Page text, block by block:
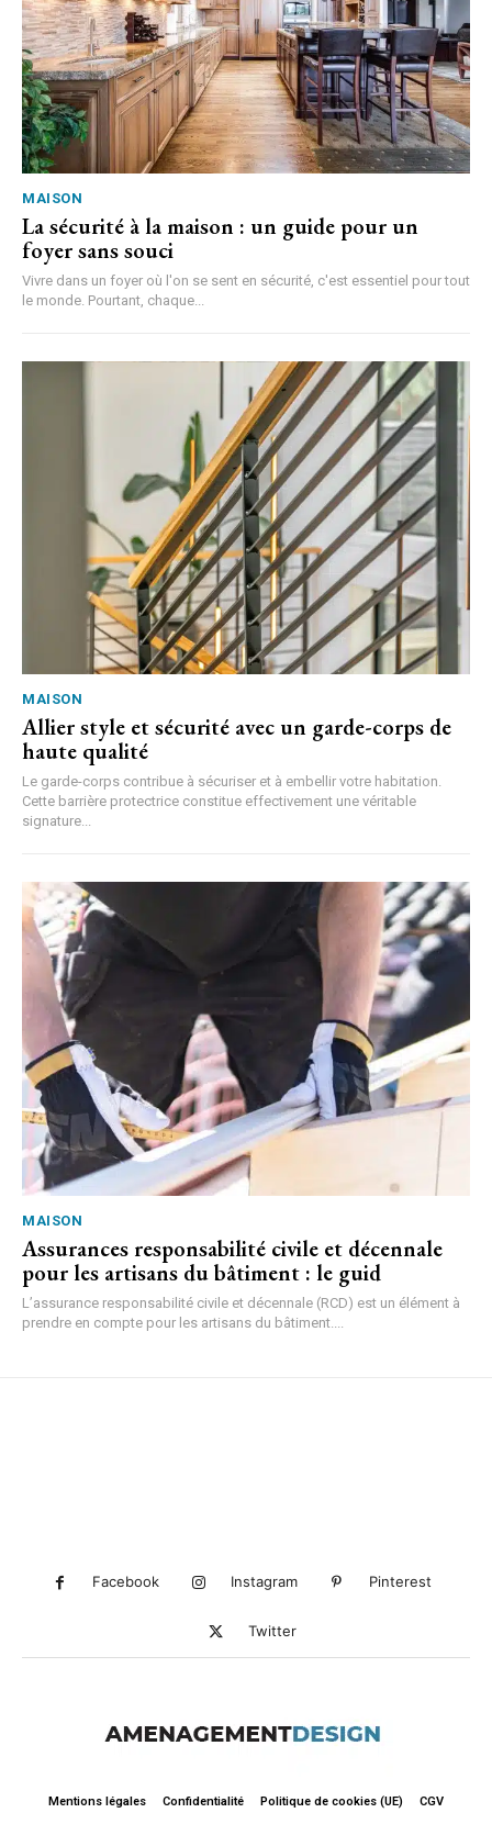
MAISON
La sécurité à la maison : un guide pour un
foyer sans souci
Vivre dans un foyer où l'on se sent en sécurité, c'est essentiel pour tout
le monde. Pourtant, chaque...
MAISON
Allier style et sécurité avec un garde-corps de
haute qualité
Le garde-corps contribue à sécuriser et à embellir votre habitation.
Cette barrière protectrice constitue effectivement une véritable
signature...
MAISON
Assurances responsabilité civile et décennale
pour les artisans du bâtiment : le guid
L’assurance responsabilité civile et décennale (RCD) est un élément à
prendre en compte pour les artisans du bâtiment....
Facebook Instagram Pinterest
Twitter
Mentions légales Confidentialité Politique de cookies (UE) CGV